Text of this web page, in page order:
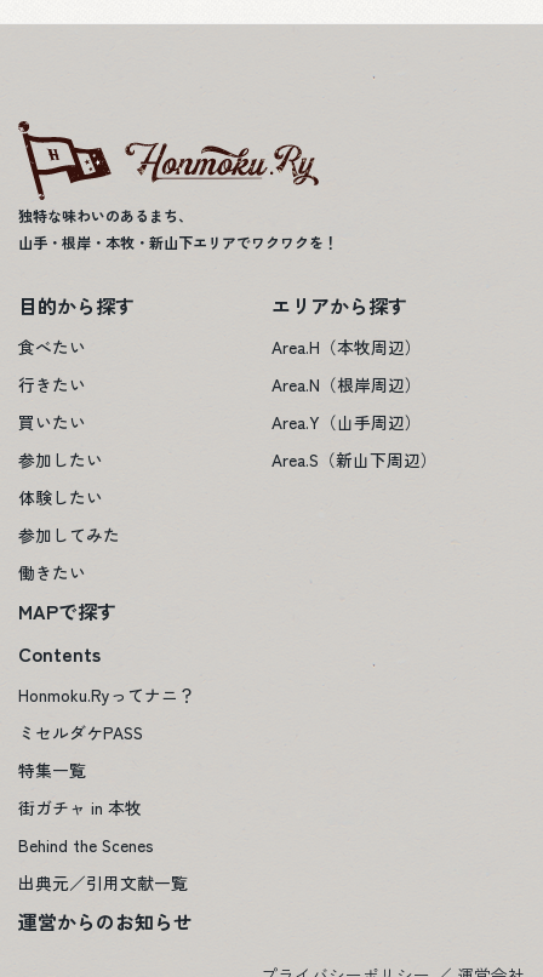
独特な味わいのあるまち、
山手・根岸・本牧・新山下エリアでワクワクを！
目的から探す
食べたい
行きたい
買いたい
参加したい
体験したい
参加してみた
働きたい
エリアから探す
Area.H（本牧周辺）
Area.N（根岸周辺）
Area.Y（山手周辺）
Area.S（新山下周辺）
MAPで探す
Contents
Honmoku.Ryってナニ？
ミセルダケPASS
特集一覧
街ガチャ in 本牧
Behind the Scenes
出典元／引用文献一覧
運営からのお知らせ